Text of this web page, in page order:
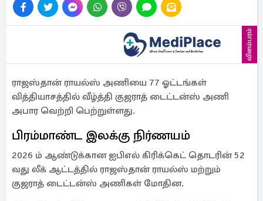
விளம்பரம்
ராஜஸ்தான் ராயல்ஸ் அணியை 77 ஓட்டங்கள்
வித்தியாசத்தில் வீழ்த்தி குஜராத் டைட்டன்ஸ் அணி
அபார வெற்றி பெற்றுள்ளது.
பிரம்மாண்ட இலக்கு நிர்ணயம்
2026 ம் ஆண்டுக்கான ஐபிஎல் கிரிக்கெட் தொடரின் 52
வது லீக் ஆட்டத்தில் ராஜஸ்தான் ராயல்ஸ் மற்றும்
குஜராத் டைட்டன்ஸ் அணிகள் மோதின.